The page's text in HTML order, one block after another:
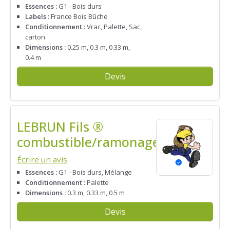
Essences : G1 - Bois durs
Labels :France Bois Bûche
Conditionnement :Vrac, Palette, Sac,
carton
Dimensions : 0.25 m, 0.3 m, 0.33 m,
0.4 m
Devis
LEBRUN Fils ®
combustible/ramonage
Écrire un avis
Essences : G1 - Bois durs, Mélange
Conditionnement :Palette
Dimensions : 0.3 m, 0.33 m, 0.5 m
Devis